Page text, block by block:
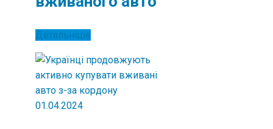
Детальніше
01.04.2024